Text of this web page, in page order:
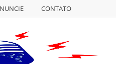
CONTATO
ANUNCIE